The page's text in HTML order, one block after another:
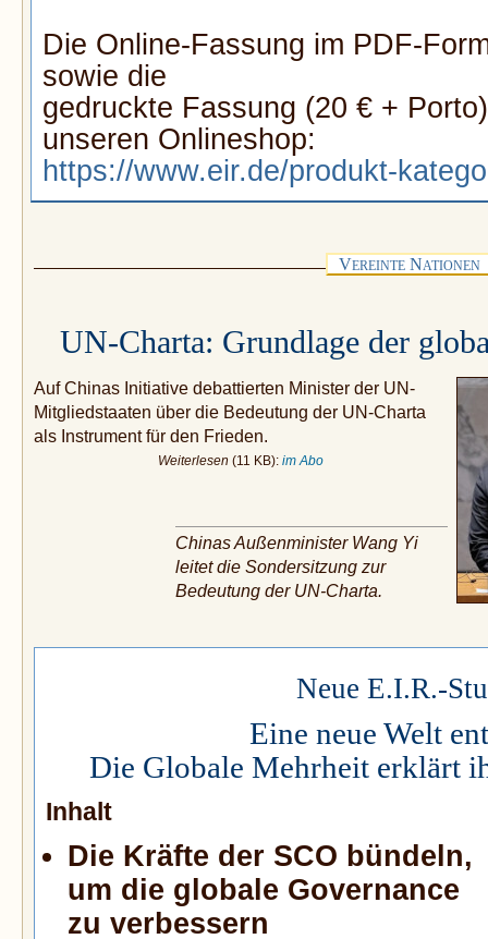
Die Online-Fassung im PDF-
sowie die
gedruckte Fassung (20 € +
unseren Onlineshop:
https://www.eir.de/produkt-
VEREINTE NATIONEN
UN-Charta: Grundlage der
Auf Chinas Initiative debattierten Minister der UN-
Mitgliedstaaten über die Bedeutung der UN-Charta
als Instrument für den Frieden.
Weiterlesen (11 KB): im Abo
Chinas Außenminister Wang Yi
leitet die Sondersitzung zur
Bedeutung der UN-Charta.
Neue E.I.R.-
Eine neue Welt
Die Globale Mehrheit erklärt
Inhalt
Die Kräfte der SCO bündeln,
um die globale Governance
zu verbessern